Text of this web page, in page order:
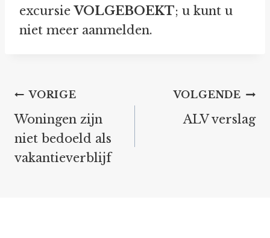
excursieVOLGEBOEKT; u kunt u
niet meer aanmelden.
Bericht
navigatie
VORIGE
Woningen zijn
niet bedoeld als
vakantieverblijf
VOLGENDE
ALV verslag